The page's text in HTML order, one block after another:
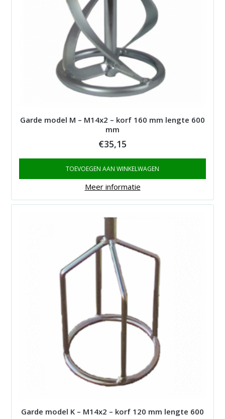
Garde model M – M14x2 – korf 160 mm lengte 600
mm
€35,15
TOEVOEGEN AAN WINKELWAGEN
Meer informatie
Garde model K – M14x2 – korf 120 mm lengte 600